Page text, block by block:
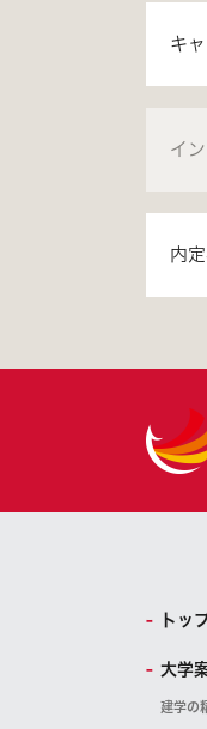
キ
イ
内
トッ
大学
建学の